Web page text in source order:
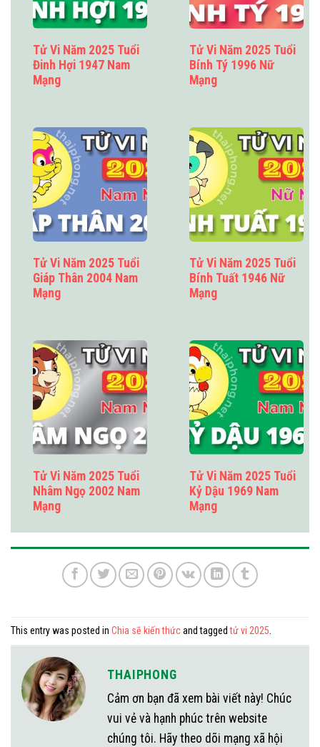
Tử Vi Năm 2025 Tuổi
Đinh Hợi 1947 Nam
Mạng
Tử Vi Năm 2025 Tuổi
Bính Tý 1996 Nữ
Mạng
Tử Vi Năm 2025 Tuổi
Giáp Thân 2004 Nam
Mạng
Tử Vi Năm 2025 Tuổi
Bính Tuất 1946 Nữ
Mạng
Tử Vi Năm 2025 Tuổi
Nhâm Ngọ 2002 Nam
Mạng
Tử Vi Năm 2025 Tuổi
Kỷ Dậu 1969 Nam
Mạng
This entry was posted in Chia sẽ kiến thứcand taggedtử vi 2025
THAIPHONG
Cảm ơn bạn đã xem bài viết này! Chúc
vui vẻ và hạnh phúc trên website
chúng tôi. Hãy theo dõi mạng xã hội